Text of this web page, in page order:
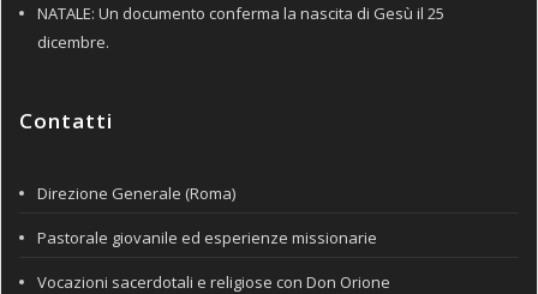
NATALE: Un documento conferma la nascita di Gesù il 25
dicembre.
Contatti
Direzione Generale (Roma)
Pastorale giovanile ed esperienze missionarie
Vocazioni sacerdotali e religiose con Don Orione